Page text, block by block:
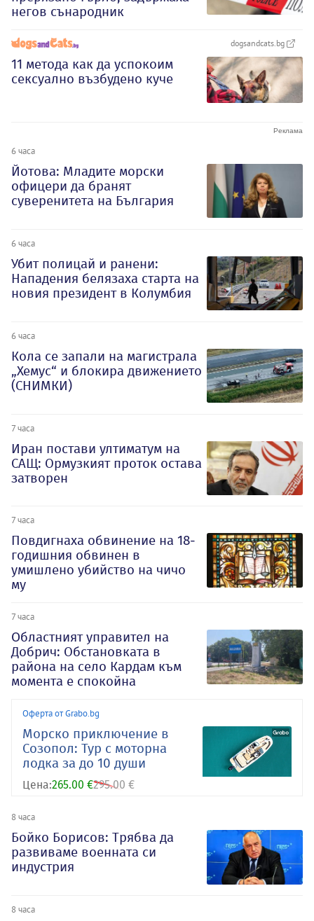
негов сънародник
dogsandcats.bg
11 метода как да успокоим
сексуално възбудено куче
6 часа
Йотова: Младите морски
офицери да бранят
суверенитета на България
6 часа
Убит полицай и ранени:
Нападения белязаха старта на
новия президент в Колумбия
6 часа
Кола се запали на магистрала
„Хемус“ и блокира движението
(СНИМКИ)
7 часа
Иран постави ултиматум на
САЩ: Ормузкият проток остава
затворен
7 часа
Повдигнаха обвинение на 18-
годишния обвинен в
умишлено убийство на чичо
му
7 часа
Oбластният управител на
Добрич: Обстановката в
района на село Кардам към
момента е спокойна
Оферта от Grabo.bg
Морско приключение в
Созопол: Тур с моторна
лодка за до 10 души
Цена:265.00 €295.00 €
8 часа
Бойко Борисов: Трябва да
развиваме военната си
индустрия
8 часа